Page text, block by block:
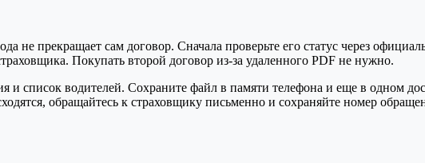
прекращает сам договор. Сначала проверьте его статус через
Покупать второй договор из-за удаленного PDF не нужно.
и список водителей. Сохраните файл в памяти телефона и еще в одном
обращайтесь к страховщику письменно и сохраняйте номер